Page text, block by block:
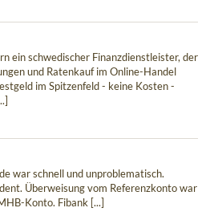
ein schwedischer Finanzdienstleister, der
und Ratenkauf im Online-Handel
im Spitzenfeld - keine Kosten -
war schnell und unproblematisch.
Überweisung vom Referenzkonto war
Konto. Fibank [...]